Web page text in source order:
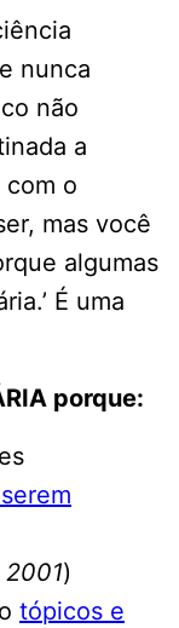
nunca
não
a
com o
mas você
algumas
É uma
porque:
2001)
tópicos e